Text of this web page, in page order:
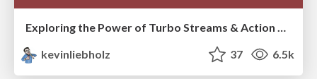
Exploring the Power of Turbo Streams & Action Cable | RailsConf2023
kevinliebholz
37 6.5k